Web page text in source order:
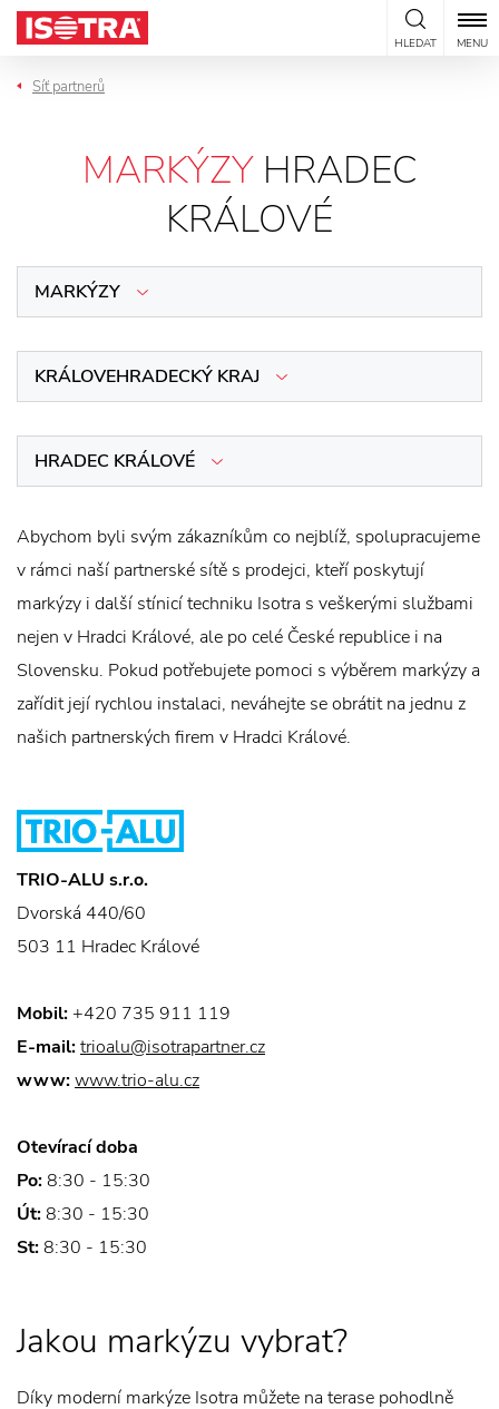
Přeskočit na obsah
HLEDAT MENU
Síť partnerů
MARKÝZYHRADEC
KRÁLOVÉ
MARKÝZY
KRÁLOVEHRADECKÝ KRAJ
HRADEC KRÁLOVÉ
Abychom byli svým zákazníkům co nejblíž, spolupracujeme
v rámci naší partnerské sítě s prodejci, kteří poskytují
markýzy i další stínicí techniku Isotra s veškerými službami
nejen v Hradci Králové, ale po celé České republice i na
Slovensku. Pokud potřebujete pomoci s výběrem markýzy a
zařídit její rychlou instalaci, neváhejte se obrátit na jednu z
našich partnerských firem v Hradci Králové.
TRIO-ALU s.r.o.
Dvorská 440/60
503 11 Hradec Králové
Mobil: +420 735 911 119
E-mail:trioalu@isotrapartner.cz
www:www.trio-alu.cz
Otevírací doba
Po:8:30 - 15:30
Út:8:30 - 15:30
St:8:30 - 15:30
Jakou markýzu vybrat?
Díky moderní markýze Isotra můžete na terase pohodlně